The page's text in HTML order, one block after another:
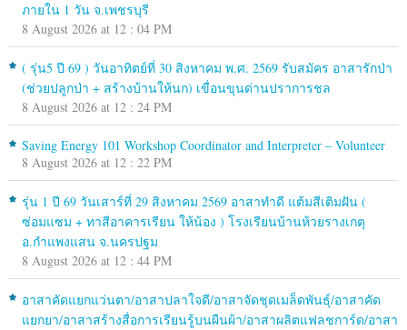
ภายใน 1 วัน จ.เพชรบุรี
8 August 2026 at 12 : 04 PM
( รุ่น5 ปี 69 ) วันอาทิตย์ที่ 30 สิงหาคม พ.ศ. 2569 รับสมัคร อาสารักป่า
(ช่วยปลูกป่า + สร้างบ้านให้นก) เขื่อนขุนด่านปราการชล
8 August 2026 at 12 : 24 PM
Saving Energy 101 Workshop Coordinator and Interpreter – Volunteer
8 August 2026 at 12 : 22 PM
รุ่น 1 ปี 69 วันเสาร์ที่ 29 สิงหาคม 2569 อาสาทำดี แต้มสีเติมฝัน (
ซ่อมแซม + ทาสีอาคารเรียน ให้น้อง ) โรงเรียนบ้านห้วยรางเกตุ
อ.กำแพงแสน จ.นครปฐม
8 August 2026 at 12 : 44 PM
อาสาคัดแยกแว่นตา/อาสาปลาใจดี/อาสาจัดชุดเมล็ดพันธุ์/อาสาคัด
แยกยา/อาสาสร้างสื่อการเรียนรู้บนผืนผ้า/อาสาผลิตแฟลชการ์ด/อาสา